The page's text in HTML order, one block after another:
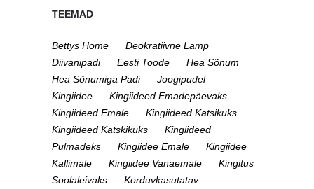
TEEMAD
Bettys Home
Deokratiivne Lamp
Diivanipadi
Eesti Toode
Hea Sõnum
Hea Sõnumiga Padi
Joogipudel
Kingiidee
Kingiideed Emadepäevaks
Kingiideed Emale
Kingiideed Katsikuks
Kingiideed Katskikuks
Kingiideed
Pulmadeks
Kingiidee Emale
Kingiidee
Kallimale
Kingiidee Vanaemale
Kingitus
Soolaleivaks
Korduvkasutatav